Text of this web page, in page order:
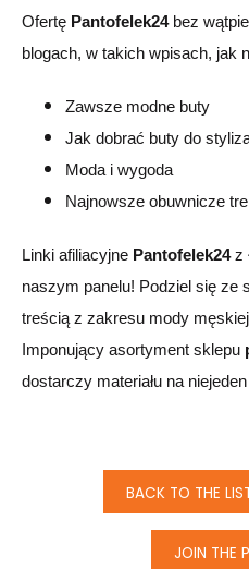
Ofertę Pantofelek24bez
blogach, w takich wpisach, jak
Zawsze modne buty
Jak dobrać buty do
Moda i wygoda
Najnowsze obuwnicze
Linki afiliacyjne Pantofelek24z
naszym panelu! Podziel się ze
treścią z zakresu mody
Imponujący asortyment sklepu
dostarczy materiału na
BACK TO THE
JOIN THE